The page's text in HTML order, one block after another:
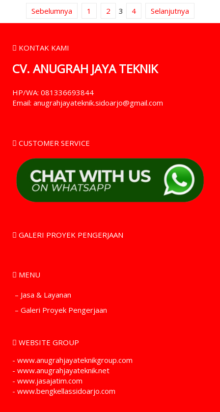
Sebelumnya 1 2 3 4 Selanjutnya
KONTAK KAMI
CV. ANUGRAH JAYA TEKNIK
HP/WA: 081336693844
Email: anugrahjayateknik.sidoarjo@gmail.com
CUSTOMER SERVICE
GALERI PROYEK PENGERJAAN
MENU
– Jasa & Layanan
– Galeri Proyek Pengerjaan
WEBSITE GROUP
- www.anugrahjayateknikgroup.com
- www.anugrahjayateknik.net
- www.jasajatim.com
- www.bengkellassidoarjo.com